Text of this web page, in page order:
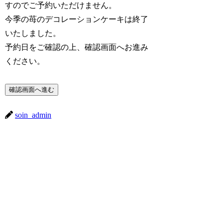
すのでご予約いただけません。
今季の苺のデコレーションケーキは終了
いたしました。
予約日をご確認の上、確認画面へお進み
ください。
このフィールドは空のままにしてください。
soin_admin